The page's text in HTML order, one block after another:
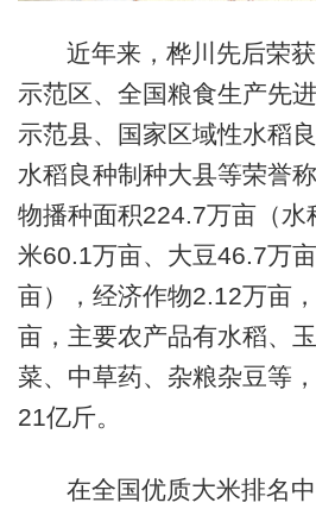
近年来，桦川先后荣
示范区、全国粮食生产先
示范县、国家区域性水稻
水稻良种制种大县等荣誉
物播种面积224.7万亩（水
米60.1万亩、大豆46.7万
亩），经济作物2.12万亩
亩，主要农产品有水稻、
菜、中草药、杂粮杂豆等
21亿斤。
在全国优质大米排名中